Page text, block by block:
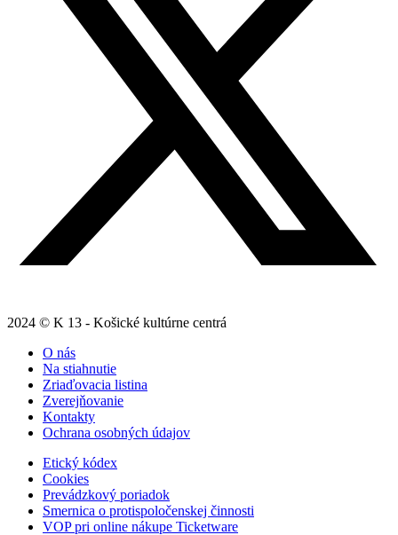
2024 © K 13 - Košické kultúrne centrá
O nás
Na stiahnutie
Zriaďovacia listina
Zverejňovanie
Kontakty
Ochrana osobných údajov
Etický kódex
Cookies
Prevádzkový poriadok
Smernica o protispoločenskej činnosti
VOP pri online nákupe Ticketware